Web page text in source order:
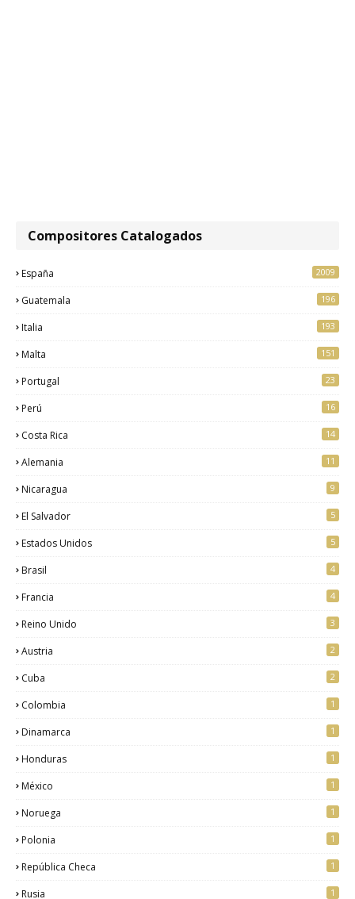
Compositores Catalogados
España 2009
Guatemala 196
Italia 193
Malta 151
Portugal 23
Perú 16
Costa Rica 14
Alemania 11
Nicaragua 9
El Salvador 5
Estados Unidos 5
Brasil 4
Francia 4
Reino Unido 3
Austria 2
Cuba 2
Colombia 1
Dinamarca 1
Honduras 1
México 1
Noruega 1
Polonia 1
República Checa 1
Rusia 1